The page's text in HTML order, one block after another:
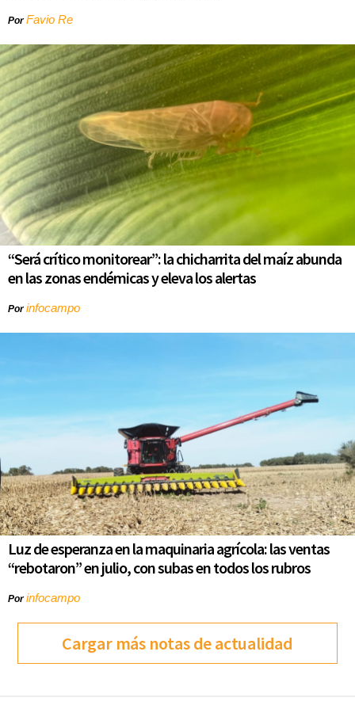
PorFavio Re
“Será crítico monitorear”: la chicharrita del maíz abunda
en las zonas endémicas y eleva los alertas
Porinfocampo
Luz de esperanza en la maquinaria agrícola: las ventas
“rebotaron” en julio, con subas en todos los rubros
Porinfocampo
Cargar más notas de actualidad